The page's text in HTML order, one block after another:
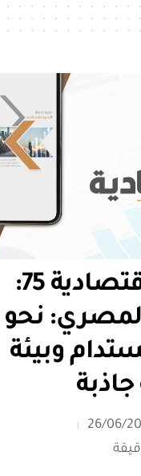
النشرة الاقتصادية 75:
نحو
وبيئة
26/06/